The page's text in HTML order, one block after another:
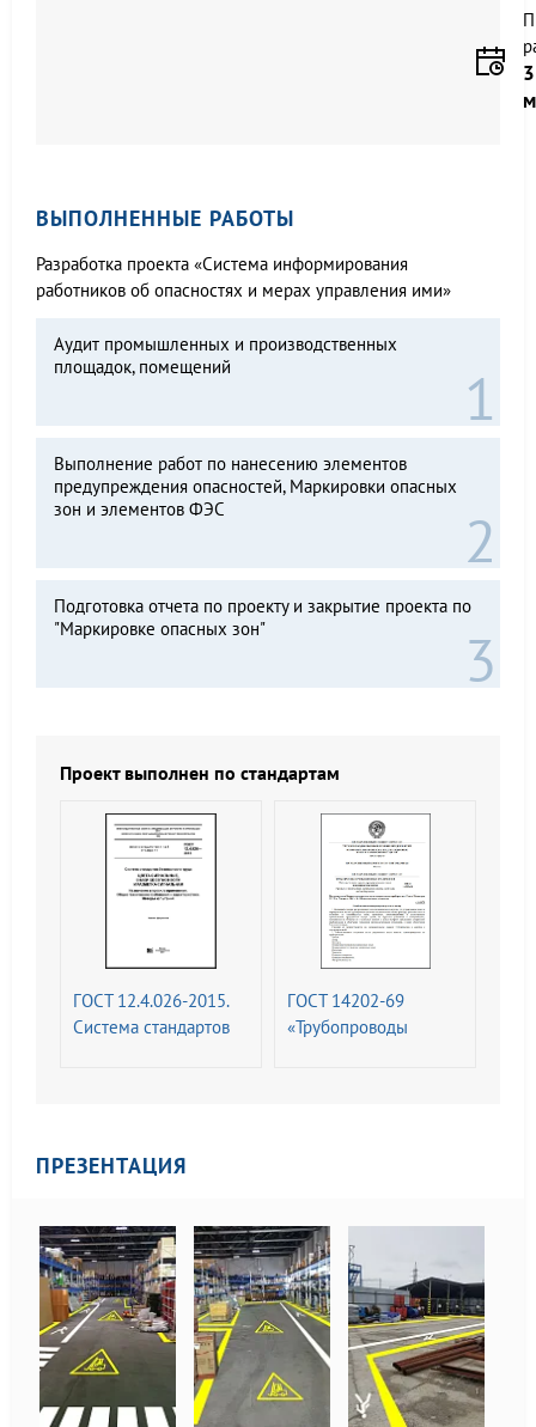
3
ВЫПОЛНЕННЫЕ РАБОТЫ
Разработка проекта «Система информирования
работников об опасностях и мерах управления ими»
Аудит промышленных и производственных
площадок, помещений
Выполнение работ по нанесению элементов
предупреждения опасностей, Маркировки опасных
зон и элементов ФЭС
Подготовка отчета по проекту и закрытие проекта по
"Маркировке опасных зон"
Проект выполнен по стандартам
ГОСТ 12.4.026-2015.
Система стандартов
Назначение и правила
требования и
характеристики.
Методы испытаний
ГОСТ 14202-69
«Трубопроводы
щитки
ПРЕЗЕНТАЦИЯ